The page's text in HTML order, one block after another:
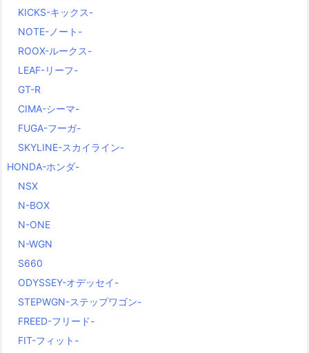
KICKS-キックス-
NOTE-ノート-
ROOX-ルークス-
LEAF-リーフ-
GT-R
CIMA-シーマ-
FUGA-フーガ-
SKYLINE-スカイライン-
HONDA-ホンダ-
NSX
N-BOX
N-ONE
N-WGN
S660
ODYSSEY-オデッセイ-
STEPWGN-ステップワゴン-
FREED-フリード-
FIT-フィット-